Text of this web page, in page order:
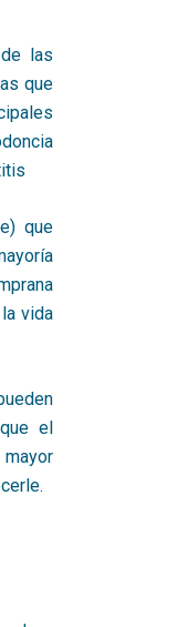
las
que
que
vida
el